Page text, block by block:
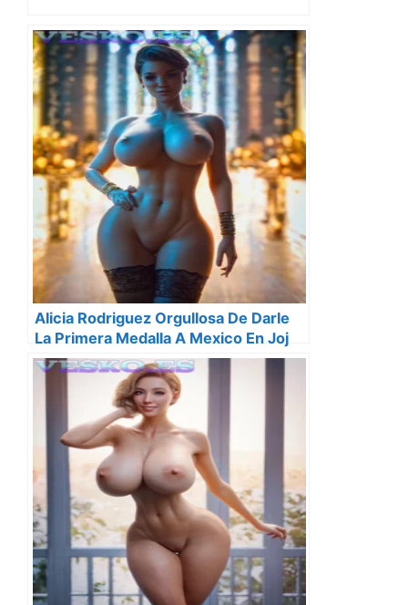
Alicia Rodriguez Orgullosa De Darle
La Primera Medalla A Mexico En Joj
2018